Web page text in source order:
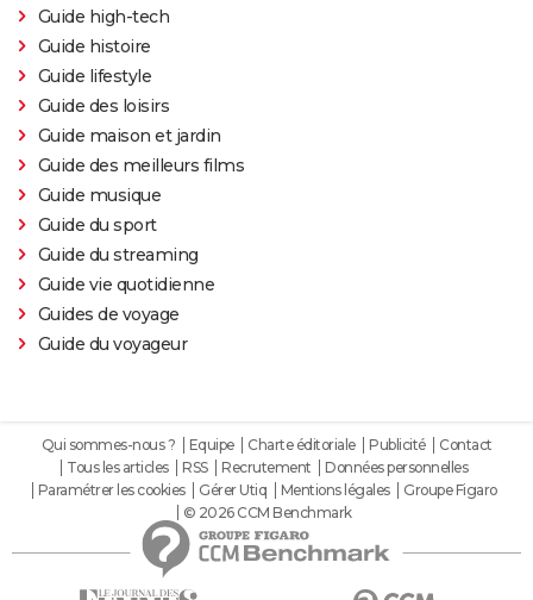
Guide high-tech
Guide histoire
Guide lifestyle
Guide des loisirs
Guide maison et jardin
Guide des meilleurs films
Guide musique
Guide du sport
Guide du streaming
Guide vie quotidienne
Guides de voyage
Guide du voyageur
Qui sommes-nous ? Equipe Charte éditoriale Publicité
Contact
Tous les articles
RSS Recrutement
Données personnelles
Paramétrer les cookies
Gérer Utiq Mentions légales
Groupe Figaro
© 2026 CCM Benchmark